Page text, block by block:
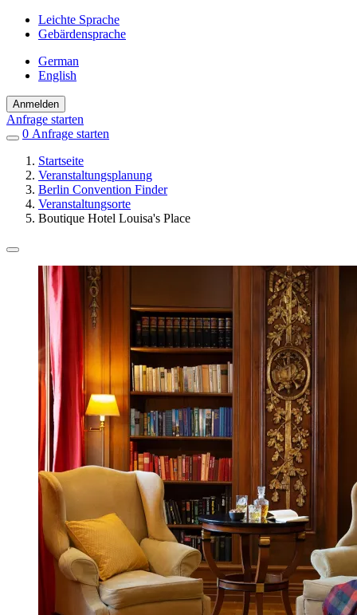
Leichte Sprache
Gebärdensprache
German
English
Anmelden
Anfrage starten
0 Einträge
Favoriten
Anfrage starten
Startseite
Veranstaltungsplanung
Berlin Convention Finder
Veranstaltungsorte
Boutique Hotel Louisa's Place